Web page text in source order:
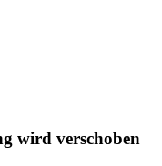
wird verschoben